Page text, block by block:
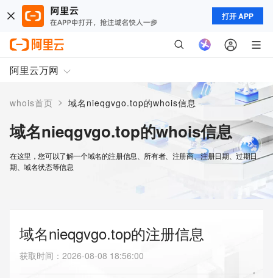
打开 APP
阿里云万网
whois首页 > 域名nieqgvgo.top的whois信息
域名nieqgvgo.top的whois信息
在这里，您可以了解一个域名的注册信息、所有者、注册商、注册日期、过期日
期、域名状态等信息
域名nieqgvgo.top的注册信息
获取时间 ： 2026-08-08 18:56:00